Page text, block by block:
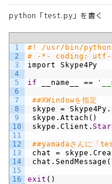
python「test.py」を書く
1
2
3
4
5
6
7
8
9
10
11
12
13
14
15
16
#! /usr/bin/
# -*- coding:
import
Skype4Py
if __name__ ==
##XWindowを指定
skype
=
skype.Attach()
skype.Client.
##yamadaさんに「
chat
=
exit ()